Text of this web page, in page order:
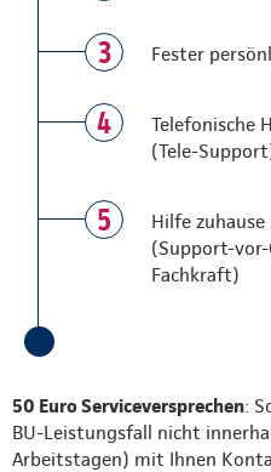
3 Fester
4
Telefonische
(Tele-
5
Hilfe
(Support-
Fachkraft)
50 Euro Serviceversprechen:
BU-Leistungsfall nicht
Arbeitstagen) mit Ihnen